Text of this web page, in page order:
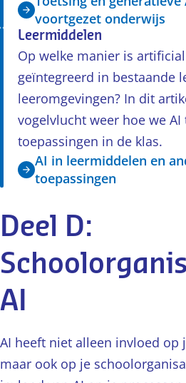
voortgezet onderwijs
Leermiddelen
Op welke manier is
geïntegreerd in bestaande
leeromgevingen? In dit
vogelvlucht weer hoe we AI
toepassingen in de klas.
AI in leermiddelen en
toepassingen
Deel D:
AI
AI heeft niet alleen invloed op
maar ook op je